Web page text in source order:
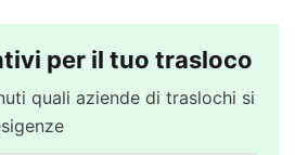
per il tuo trasloco
quali aziende di traslochi si